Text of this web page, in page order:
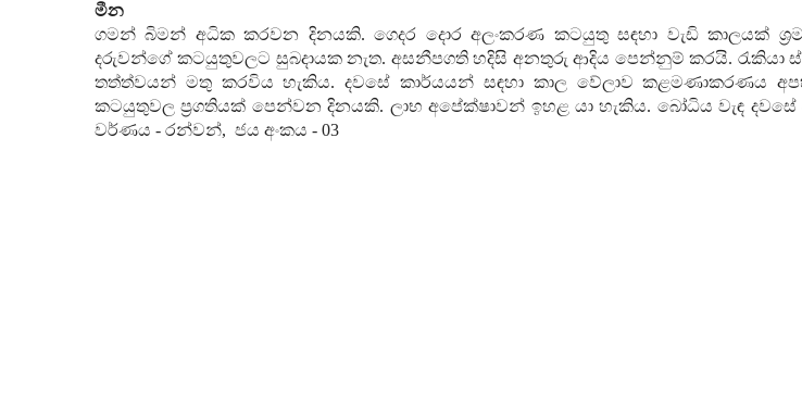
මීන
ගමන් බිමන් අධික කරවන දිනයකි. ගෙදර දොර අලංකරණ කටයුතු සඳහා වැඩි කාලයක්
දරුවන්ගේ කටයුතුවලට සුබදායක නැත. අසනීපගති හදිසි අනතුරු ආදිය පෙන්නුම් කරයි. රැකියා
තත්ත්වයන් මතු කරවිය හැකිය. දවසේ කාර්යයන් සඳහා කාල වේලාව කළමණාකරණය
කටයුතුවල ප්‍රගතියක් පෙන්වන දිනයකි. ලාභ අපේක්ෂාවන් ඉහළ යා හැකිය. බෝධිය වැඳ
වර්ණය - රන්වන්, ජය අංකය - 03